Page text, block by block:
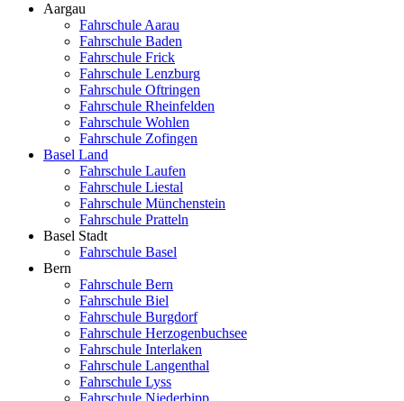
Aargau
Fahrschule Aarau
Fahrschule Baden
Fahrschule Frick
Fahrschule Lenzburg
Fahrschule Oftringen
Fahrschule Rheinfelden
Fahrschule Wohlen
Fahrschule Zofingen
Basel Land
Fahrschule Laufen
Fahrschule Liestal
Fahrschule Münchenstein
Fahrschule Pratteln
Basel Stadt
Fahrschule Basel
Bern
Fahrschule Bern
Fahrschule Biel
Fahrschule Burgdorf
Fahrschule Herzogenbuchsee
Fahrschule Interlaken
Fahrschule Langenthal
Fahrschule Lyss
Fahrschule Niederbipp